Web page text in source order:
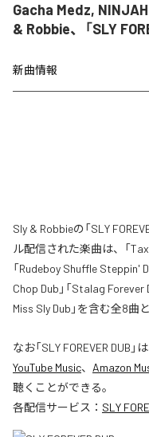
Gacha Medz,
& Robbie、「SLY
新曲情報
Sly & Robbieの「SLY
ル配信された楽曲は、「
「Rudeboy Shuffle Steppin'
Chop Dub」「Stalag Forever
Miss Sly Dub」を含む全8曲
なお「SLY FOREVER DUB 」は
YouTube Music、 Amazon
聴くことができる。
各配信サービス： SLY